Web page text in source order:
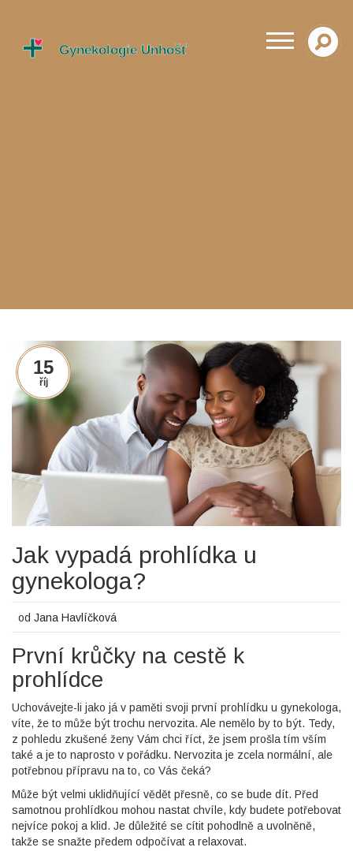
15
říj
Jak vypadá prohlídka u
gynekologa?
odJana Havlíčková
První krůčky na cestě k
prohlídce
Uchovávejte-li jako já v paměti svoji první prohlídku u gynekologa,
víte, že to může být trochu nervozita. Ale nemělo by to být. Tedy,
z pohledu zkušené ženy Vám chci říct, že jsem prošla tím vším
také a je to naprosto v pořádku. Nervozita je zcela normální, ale
potřebnou přípravu na to, co Vás čeká?
Může být velmi uklidňující vědět přesně, co se bude dít. Před
samotnou prohlídkou mohou nastat chvíle, kdy budete potřebovat
nejvíce pokoj a klid. Je důležité se cítit pohodlně a uvolněně,
takže se snažte předem odpočívat a relaxovat.